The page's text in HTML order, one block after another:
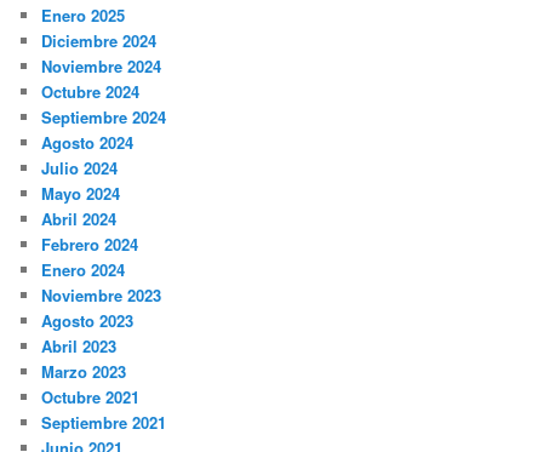
Enero 2025
Diciembre 2024
Noviembre 2024
Octubre 2024
Septiembre 2024
Agosto 2024
Julio 2024
Mayo 2024
Abril 2024
Febrero 2024
Enero 2024
Noviembre 2023
Agosto 2023
Abril 2023
Marzo 2023
Octubre 2021
Septiembre 2021